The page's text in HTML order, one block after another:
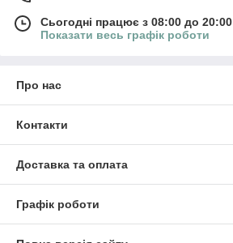
Сьогодні працює з 08:00 до 20:00
Показати весь графік роботи
Про нас
Контакти
Доставка та оплата
Графік роботи